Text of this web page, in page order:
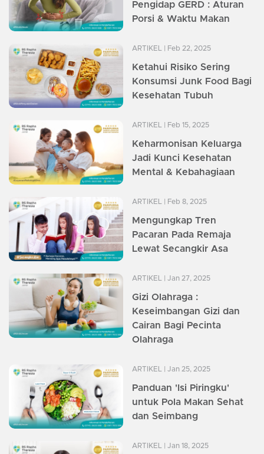
Pengidap GERD : Aturan
Porsi & Waktu Makan
ARTIKEL | Feb 22, 2025
Ketahui Risiko Sering
Konsumsi Junk Food Bagi
Kesehatan Tubuh
ARTIKEL | Feb 15, 2025
Keharmonisan Keluarga
Jadi Kunci Kesehatan
Mental & Kebahagiaan
ARTIKEL | Feb 8, 2025
Mengungkap Tren
Pacaran Pada Remaja
Lewat Secangkir Asa
ARTIKEL | Jan 27, 2025
Gizi Olahraga :
Keseimbangan Gizi dan
Cairan Bagi Pecinta
Olahraga
ARTIKEL | Jan 25, 2025
Panduan 'Isi Piringku'
untuk Pola Makan Sehat
dan Seimbang
ARTIKEL | Jan 18, 2025